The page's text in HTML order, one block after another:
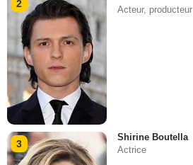
2
Acteur, producteur
3
Shirine Boutella
Actrice